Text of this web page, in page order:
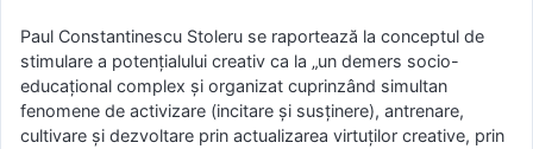
Paul Constantinescu Stoleru se raportează la conceptul de
stimulare a potenţialului creativ ca la „un demers socio-
educaţional complex şi organizat cuprinzând simultan
fenomene de activizare (incitare şi susţinere), antrenare,
cultivare şi dezvoltare prin actualizarea virtuţilor creative, prin